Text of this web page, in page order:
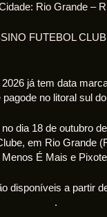
Rio Grande –
FUTEBOL
já tem data
no litoral sul
dia 18 de outubro
em Rio Grande
Menos É Mais e
disponíveis a partir
.